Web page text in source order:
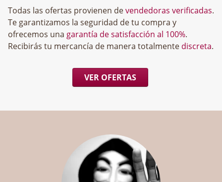
Todas las ofertas provienen devendedoras verificadas.
Te garantizamos la seguridad de tu compra y
ofrecemos una garantía de satisfacción al 100%.
Recibirás tu mercancía de manera totalmente discreta.
VER OFERTAS